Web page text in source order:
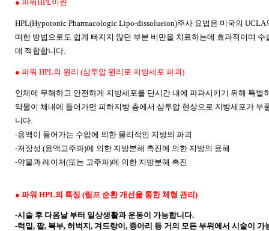
● 파워HPL이란
HPL(Hypotonic Pharmacologic Lipo-dissolueion)주사 요법은 미국의
떠한 방법으로도 쉽게 빠지지 않던 부분 비만을 치료하는데 효과적이며 수
데 적합합니다.
● 파워 HPL의 원리 (삼투압 원리로 지방세포 파괴)
인체에 무해하고 안전하게 지방세포를 단시간 내에 파과시키기 위해 특
약물이 체내에 들어가면 피하지방 층에서 삼투압 현상으로 지방세포가 부
니다.
-용액이 들어가는 수압에 의한 물리적인 지방의 파괴
-저장성 (용액고주파)에 의한 지방분해 촉진에 의한 지방의 용해
-약물과 레이저(또는 고주파)에 의한 지방분해 촉진
● 파워 HPL의 특징 (림프 순환 개선을 통한 체형 관리)
-시술 후 다음날 부터 일상생활과 운동이 가능합니다.
-턱밑, 팔, 복부, 허벅지, 겨드랑이, 종아리 등 거의 모든 부위에서 시술이 가